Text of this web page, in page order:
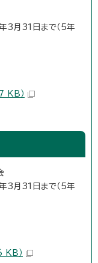
3月31日まで（5年
KB）
3月31日まで（5年
KB）